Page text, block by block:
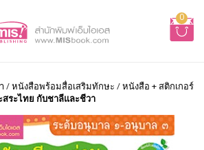
0
/หนังสือพร้อมสื่อเสริมทักษะ /หนังสือ + สติกเกอร์
สระไทย กับชาลีและชีวา